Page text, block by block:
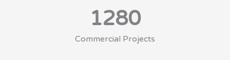
1280
Commercial Projects